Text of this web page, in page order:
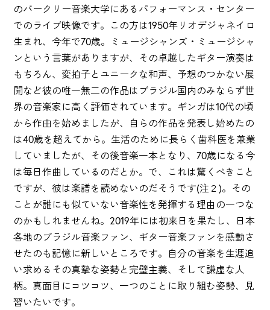
のバークリー音楽大学にあるパフォーマンス・センター
でのライブ映像です。この方は1950年リオデジャネイロ
生まれ、今年で70歳。ミュージシャンズ・ミュージシャ
ンという言葉がありますが、その卓越したギター演奏は
もちろん、変拍子とユニークな和声、予想のつかない展
開など彼の唯一無二の作品はブラジル国内のみならず世
界の音楽家に高く評価されています。ギンガは10代の頃
から作曲を始めましたが、自らの作品を発表し始めたの
は40歳を超えてから。生活のために長らく歯科医を兼業
していましたが、その後音楽一本となり、70歳になる今
は毎日作曲しているのだとか。で、これは驚くべきこと
ですが、彼は楽譜を読めないのだそうです(注２)。その
ことが誰にも似ていない音楽性を発揮する理由の一つな
のかもしれませんね。2019年には初来日を果たし、日本
各地のブラジル音楽ファン、ギター音楽ファンを感動さ
せたのも記憶に新しいところです。自分の音楽を生涯追
い求めるその真摯な姿勢と完璧主義、そして謙虚な人
柄。真面目にコツコツ、一つのことに取り組む姿勢、見
習いたいです。